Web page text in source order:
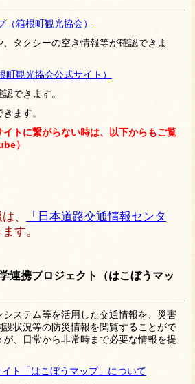
箱根町観光協会）
タクシーの空き情報等が確認できま
観光協会公式サイト）
できます。
ます。
トに繋がらない時は、以下からもご覧
）
、
「日本道路交通情報センタ
す。
連携プロジェクト（はこぼうマッ
ステム等を活用した交通情報を、災害
状況等の防災情報を閲覧することがで
、日常から非常時まで必要な情報を提
ト「はこぼうマップ」について